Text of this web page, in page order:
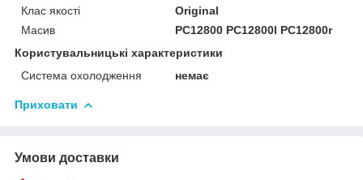
Клас якості
Original
Масив
PC12800 PC12800l PC12800r
Користувальницькі характеристики
Система охолодження
немає
Приховати
Умови доставки